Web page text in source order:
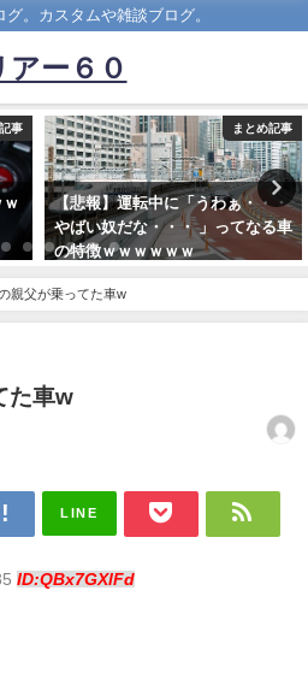
。カスタムや雑談ブログ。
アー６０
事
・
まとめ記事
貯金で車買いたいと思ったら親か
ら睡眠薬飲んでる内は駄目って言
われた
親父が乗ってた車w
た車w
LINE
ID:QBx7GXlFd